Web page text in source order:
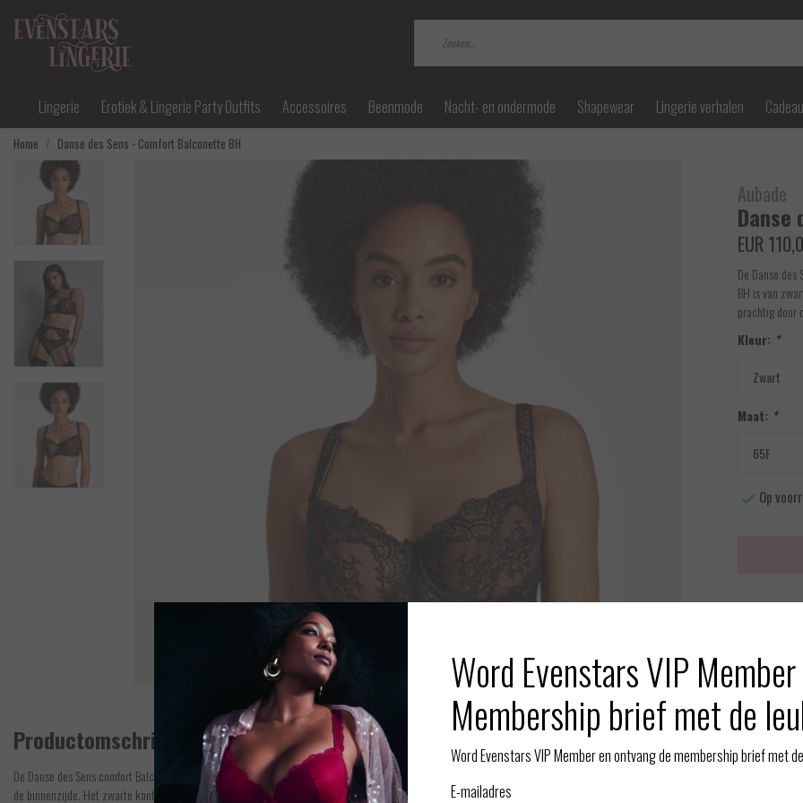
Lingerie Erotiek & Lingerie Party Outfits Accessoires Beenmode Nacht- en ondermode Shapewear Lingerie verhalen
Home Danse des Sens - Comfort Balconette BH
Afbeelding vergroten
Aubade
Danse
EUR
De Danse
BH is van
prachtig door
Kleur: *
Maat: *
Op
Toevoegen
Productomschrijving
De Danse des Sens comfort Balconette BH is een niet voorgevormde half cup BH van Aubade De BH is van zwart kant met een glanzende beige kleur aan
de binnenzijde. Het zwarte kant loopt prachtig door over de cups, schouderbandjes en onder de omvang. De BH heeft brede schouderbandjes en een
Word Evenstars VIP
Membership brief met de
Word Evenstars VIP Member en ontvang de membership brief met
E-mailadres